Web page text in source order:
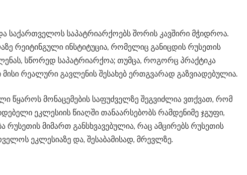
საქართველოს საპატრიარქოებს შორის კავშირი მჭიდროა.
რეიტინგული ინსტიტუცია, რომელიც განიცდის რუსეთის
სწორედ საპატრიარქოა; თუმცა, როგორც პრაქტიკა
რეალური გავლენის შესახებ ერთგვარად გაზვიადებულია.
წყაროს მონაცემების საფუძველზე შეგვიძლია ვთქვათ, რომ
ეკლესიის წიაღში თანაარსებობს რამდენიმე ჯგუფი,
მიმართ განსხვავებულია, რაც ამცირებს რუსეთის
ეკლესიაზე და, შესაბამისად, მრევლზე.